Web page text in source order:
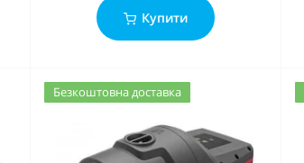
Купити
Безкоштовна доставка